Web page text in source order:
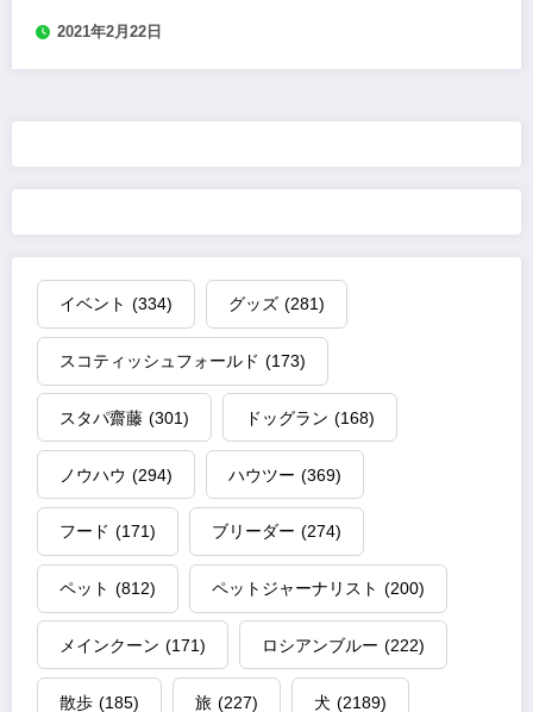
2021年2月22日
イベント (334) グッズ (281)
スコティッシュフォールド (173)
スタパ齋藤 (301) ドッグラン (168)
ノウハウ (294) ハウツー (369)
フード (171) ブリーダー (274)
ペット (812) ペットジャーナリスト (200)
メインクーン (171) ロシアンブルー (222)
散歩 (185) 旅 (227) 犬 (2189)